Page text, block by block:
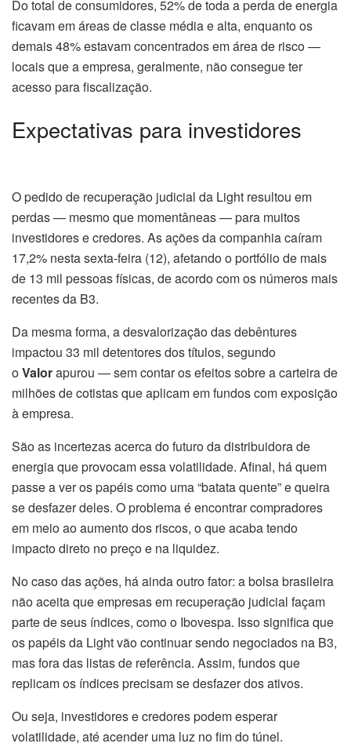
Do total de consumidores, 52% de toda a perda de energia
ficavam em áreas de classe média e alta, enquanto os
demais 48% estavam concentrados em área de risco —
locais que a empresa, geralmente, não consegue ter
acesso para fiscalização.
Expectativas para investidores
O pedido de recuperação judicial da Light resultou em
perdas — mesmo que momentâneas — para muitos
investidores e credores. As ações da companhia caíram
17,2% nesta sexta-feira (12), afetando o portfólio de mais
de 13 mil pessoas físicas, de acordo com os números mais
recentes da B3.
Da mesma forma, a desvalorização das debêntures
impactou 33 mil detentores dos títulos, segundo
oValorapurou — sem contar os efeitos sobre a carteira de
milhões de cotistas que aplicam em fundos com exposição
à empresa.
São as incertezas acerca do futuro da distribuidora de
energia que provocam essa volatilidade. Afinal, há quem
passe a ver os papéis como uma “batata quente” e queira
se desfazer deles. O problema é encontrar compradores
em meio ao aumento dos riscos, o que acaba tendo
impacto direto no preço e na liquidez.
No caso das ações, há ainda outro fator: a bolsa brasileira
não aceita que empresas em recuperação judicial façam
parte de seus índices, como o Ibovespa. Isso significa que
os papéis da Light vão continuar sendo negociados na B3,
mas fora das listas de referência. Assim, fundos que
replicam os índices precisam se desfazer dos ativos.
Ou seja, investidores e credores podem esperar
volatilidade, até acender uma luz no fim do túnel.